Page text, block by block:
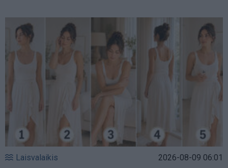
Laisvalaikis 2026-08-09 06:01